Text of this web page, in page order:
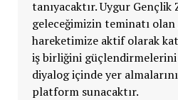
tanıyacaktır. Uygur Gençlik
geleceğimizin teminatı
hareketimize aktif olarak
iş birliğini güçlendirmelerini
diyalog içinde yer
platform sunacaktır.